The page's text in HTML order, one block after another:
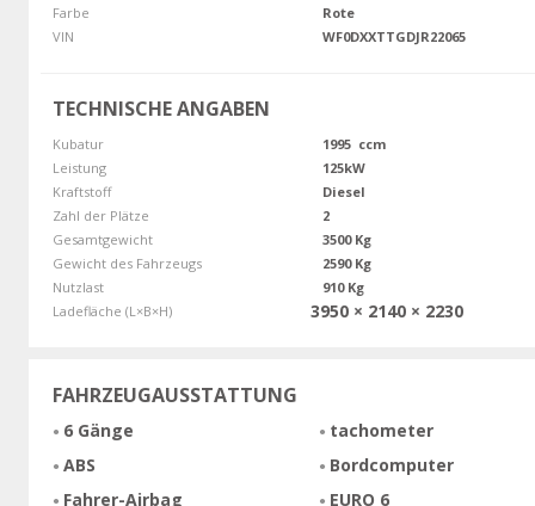
Farbe
Rote
VIN
WF0DXXTTGDJR22065
TECHNISCHE ANGABEN
Kubatur
1995 ccm
Leistung
125kW
Kraftstoff
Diesel
Zahl der Plätze
2
Gesamtgewicht
3500 Kg
Gewicht des Fahrzeugs
2590 Kg
Nutzlast
910 Kg
Ladefläche (L×B×H)
3950 × 2140 × 2230
FAHRZEUGAUSSTATTUNG
6 Gänge
ABS
Fahrer-Airbag
tachometer
Bordcomputer
EURO 6